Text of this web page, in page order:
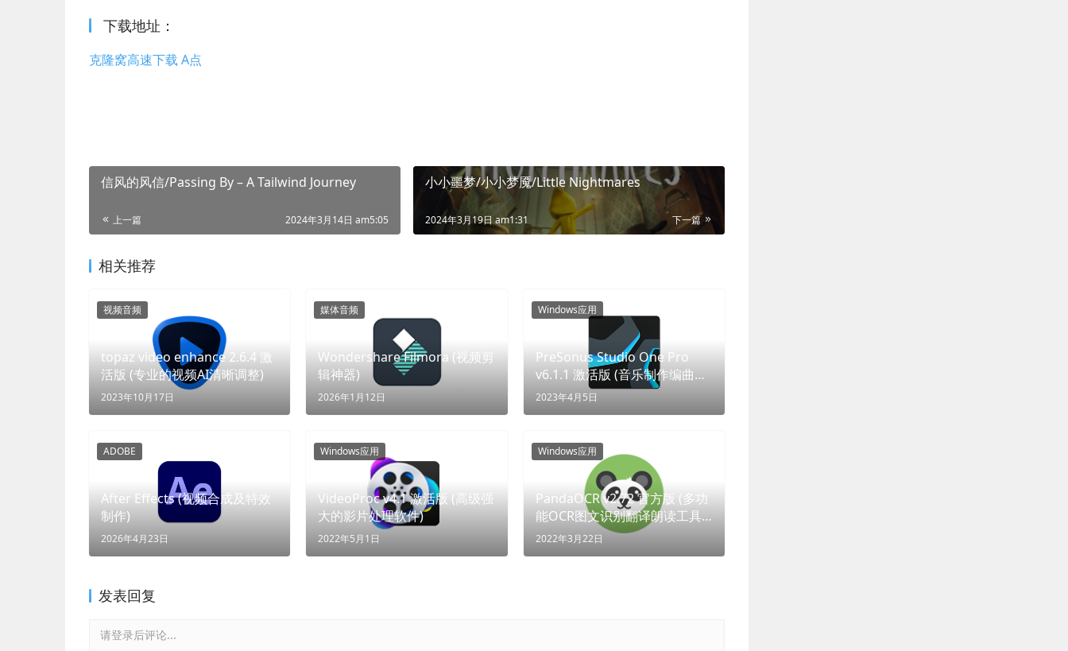
下载地址：
克隆窝高速下载 A点
信风的风信/Passing By – A Tailwind Journey
上一篇 2024年3月14日 am5:05
小小噩梦/小小梦魇/Little Nightmares
下一篇
2024年3月19日 am1:31
相关推荐
topaz video enhance 2.6.4 激
活版 (专业的视频AI清晰调整)
2023年10月17日
视频音频
Wondershare Filmora (视频剪
辑神器)
2026年1月12日
媒体音频
PreSonus Studio One Pro
v6.1.1 激活版 (音乐制作编曲软
件) (创乐无界，声动世界)
2023年4月5日
Windows应用
After Effects (视频合成及特效
制作)
2026年4月23日
ADOBE
VideoProc v4.1 激活版 (高级强
大的影片处理软件)
2022年5月1日
Windows应用
PandaOCR v2.72 官方版 (多功
能OCR图文识别翻译朗读工具)
(识图翻译，全能神器)
2022年3月22日
Windows应用
发表回复
请登录后评论...